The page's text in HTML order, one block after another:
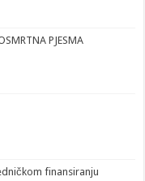
PJESMA
finansiranju